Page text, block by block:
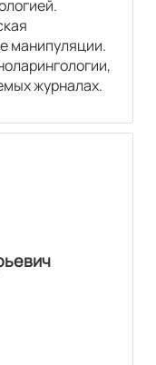
манипуляции.
журналах.